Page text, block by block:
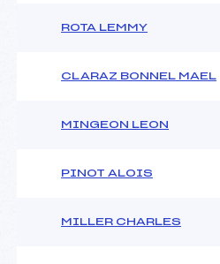
ROTA LEMMY
CLARAZ BONNEL MAEL
MINGEON LEON
PINOT ALOIS
MILLER CHARLES